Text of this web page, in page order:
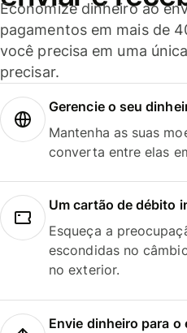
Economize dinheiro ao
pagamentos em mais de
você precisa em uma
precisar.
Gerencie o seu
Mantenha as suas
converta entre elas
Um cartão de débito
Esqueça a
escondidas no
no exterior.
Envie dinheiro para